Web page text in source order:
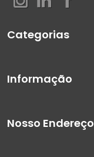
Categorias
Informação
Nosso Endereço